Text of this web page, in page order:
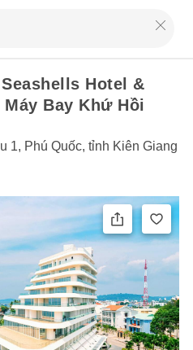
Hotel &
Bay Khứ Hồi
1, Phú Quốc, tỉnh Kiên Giang